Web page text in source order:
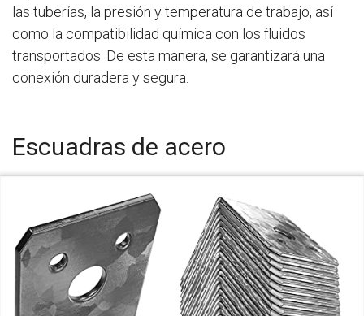
las tuberías, la presión y temperatura de trabajo, así
como la compatibilidad química con los fluidos
transportados. De esta manera, se garantizará una
conexión duradera y segura.
Escuadras de acero